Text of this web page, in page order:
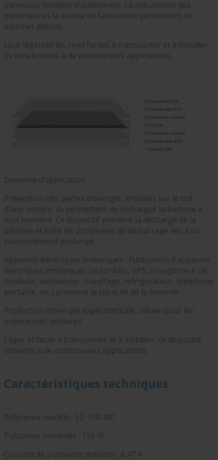
panneaux flexibles traditionnels. La robustesse des
matériaux et la qualité de fabrication permettent de
marcher dessus.
Leur légèreté les rend faciles à transporter et à installer.
Ils conviennent à de nombreuses applications.
Domaine d’application :
Prévention des pertes d’énergie : installés sur le toit
d’une voiture, ils permettent de recharger la batterie à
tout moment. Ce dispositif prévient la décharge de la
batterie et évite les problèmes de démarrage liés à un
stationnement prolongé.
Appareils électriques embarqués : l’utilisation d’appareils
électriques embarqués (autoradio, GPS, enregistreur de
conduite, ventilateur, chauffage, réfrigérateur, téléphone
portable, etc.) préserve la capacité de la batterie.
Production d’énergie expérimentale : idéale pour les
expériences scolaires.
Léger et facile à transporter et à installer, ce dispositif
convient à de nombreuses applications.
Caractéristiques techniques
Référence modèle : SZ-150-MC
Puissance nominale : 150 W
Courant de puissance maximal : 6,47 A